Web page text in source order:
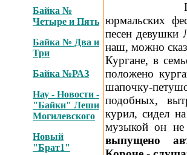
Байка №
Четыре и Пять
Байка № Два и
Три
Байка №РАЗ
Нау - Новости -
"Байки" Леши
Могилевского
Новый
"Брат1"
юрмальских
песен девушки
наш, можно
Кургане, в
положено
шапочку-
подобных,
курил, сидел
музыкой он
выпущено